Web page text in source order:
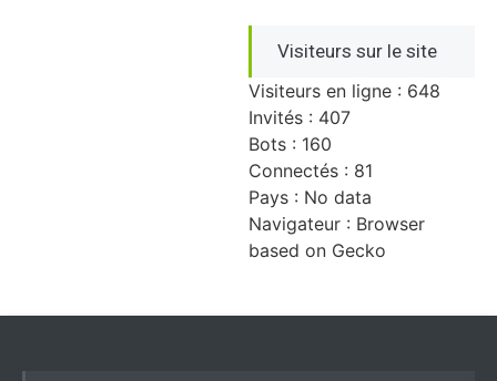
Visiteurs sur le site
Visiteurs en ligne : 648
Invités : 407
Bots : 160
Connectés : 81
Pays : No data
Navigateur : Browser
based on Gecko